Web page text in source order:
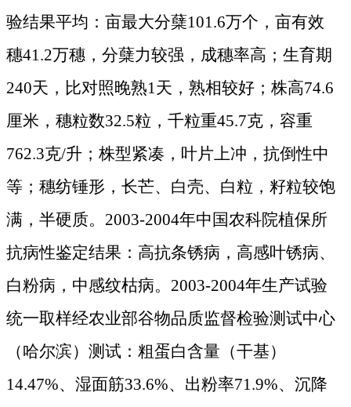
验结果平均：亩最大分蘖101.6万个，亩有效
穗41.2万穗，分蘖力较强，成穗率高；生育期
240天，比对照晚熟1天，熟相较好；株高74.6
厘米 ，穗粒数32.5粒，千粒重45.7克 ，容重
762.3克/升；株型紧凑，叶片上冲，抗倒性中
等；穗纺锤形，长芒、白壳、白粒，籽粒较饱
满，半硬质。 2003-2004年中国农科院植保所
抗病性鉴定结果：高抗条锈病，高感叶锈病、
白粉病，中感纹枯病。 2003-2004年生产试验
统一取样经农业部谷物品质监督检验测试中心
（哈尔滨）测试：粗蛋白含量（干基）
14.47%、湿面筋33.6%、出粉率71.9%、沉降